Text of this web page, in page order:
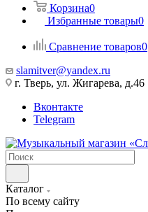
Корзина0
Избранные товары0
Сравнение товаров0
slamitver@yandex.ru
г. Тверь, ул. Жигарева, д.46
Вконтакте
Telegram
Каталог
По всему сайту